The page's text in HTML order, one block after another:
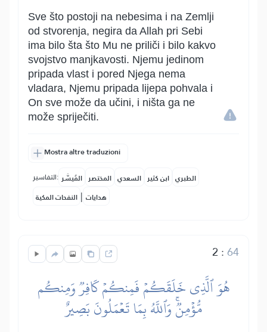
Sve što postoji na nebesima i na Zemlji
od stvorenja, negira da Allah pri Sebi
ima bilo šta što Mu ne priliči i bilo kakvo
svojstvo manjkavosti. Njemu jedinom
pripada vlast i pored Njega nema
vladara, Njemu pripada lijepa pohvala i
On sve može da učini, i ništa ga ne
može spriječiti.
Mostra altre traduzioni
التفاسير: المُيسَّر المختصر السعدي ابن كثير الطبري
النفحات المكية | هدايات
2 :64
هُوَ ٱلَّذِي خَلَقَكُمۡ فَمِنكُمۡ كَافِرٞ وَمِنكُم
مُّؤۡمِنٞۚ وَٱللَّهُ بِمَا تَعۡمَلُونَ بَصِيرٌ